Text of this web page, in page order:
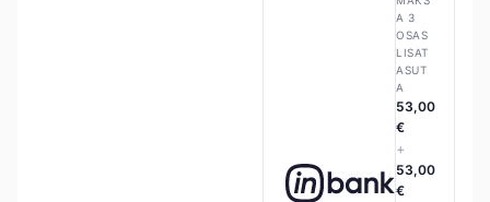
A 3
OSAS
LISAT
ASUT
A
53,00
€
+
53,00
€